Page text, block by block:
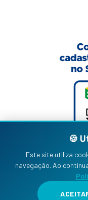
🍪
Este site utiliza
navegação. Ao